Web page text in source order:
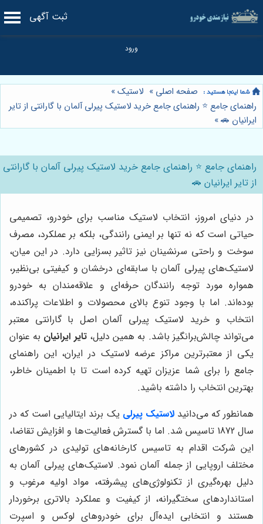
ثبت آگهی
صفحه اصلی » لاستیک»
راهنمای جامع ⭐️ راهنمای جامع خرید لاستیک پیرلی آلمان با گارانتی از تایر
ایرانیان 🚗»
راهنمای جامع ⭐️ راهنمای جامع خرید لاستیک پیرلی آلمان با گارانتی
از تایر ایرانیان 🚗
در دنیای امروز، انتخاب لاستیک مناسب برای خودرو، تصمیمی
حیاتی است که نه تنها بر ایمنی رانندگی، بلکه بر عملکرد، مصرف
سوخت و راحتی سرنشینان نیز تاثیر بسزایی دارد. در این میان،
لاستیک‌های پیرلی آلمان با سابقه‌ای درخشان و کیفیتی بی‌نظیر،
همواره مورد توجه رانندگان حرفه‌ای و علاقه‌مندان به خودرو
بوده‌اند. اما با وجود تنوع بالای محصولات و اطلاعات پراکنده،
انتخاب و خرید لاستیک پیرلی آلمان اصل با گارانتی معتبر
می‌تواند چالش‌برانگیز باشد. به همین دلیل،تایر ایرانیان به عنوان
یکی از معتبرترین مراکز عرضه لاستیک در ایران، این راهنمای
جامع را برای شما عزیزان تهیه کرده است تا با اطمینان خاطر،
بهترین انتخاب را داشته باشید.
همانطور که می‌دانیدلاستیک پیرلی یک برند ایتالیایی است که در
سال 1872 تاسیس شد. اما با گسترش فعالیت‌ها و افزایش تقاضا،
این شرکت اقدام به تاسیس کارخانه‌های تولیدی در کشورهای
مختلف اروپایی از جمله آلمان نمود. لاستیک‌های پیرلی آلمان به
دلیل بهره‌گیری از تکنولوژی‌های پیشرفته، مواد اولیه مرغوب و
استانداردهای سختگیرانه، از کیفیت و عملکرد بالاتری برخوردار
هستند و انتخابی ایده‌آل برای خودروهای لوکس و اسپرت